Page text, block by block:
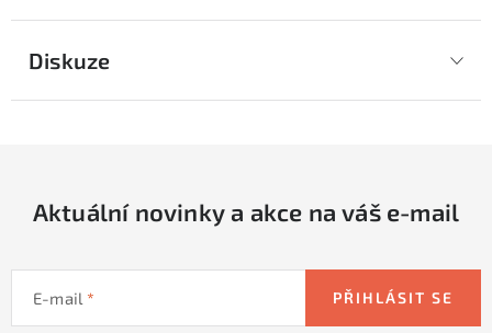
Diskuze
Aktuální novinky a akce na váš e-mail
E-mail PŘIHLÁSIT SE